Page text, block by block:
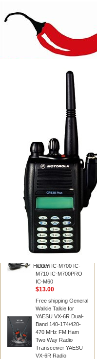
2026-08-09 Search
Hidden
My account
Register
Login
Shopping Cart(0)
Compare Now(0)
Your Recent History
BAOFENG
HM-180 Speaker
Microphone , HM-180
Mic Replace EM-
ICOM IC-M700 IC-
M710 IC-M700PRO
IC-M60
$13.00
Free shipping General
Walkie Talkie for
YAESU VX-6R Dual-
Band 140-174/420-
470 MHz FM Ham
Two Way Radio
Transceiver YAESU
VX-6R Radio